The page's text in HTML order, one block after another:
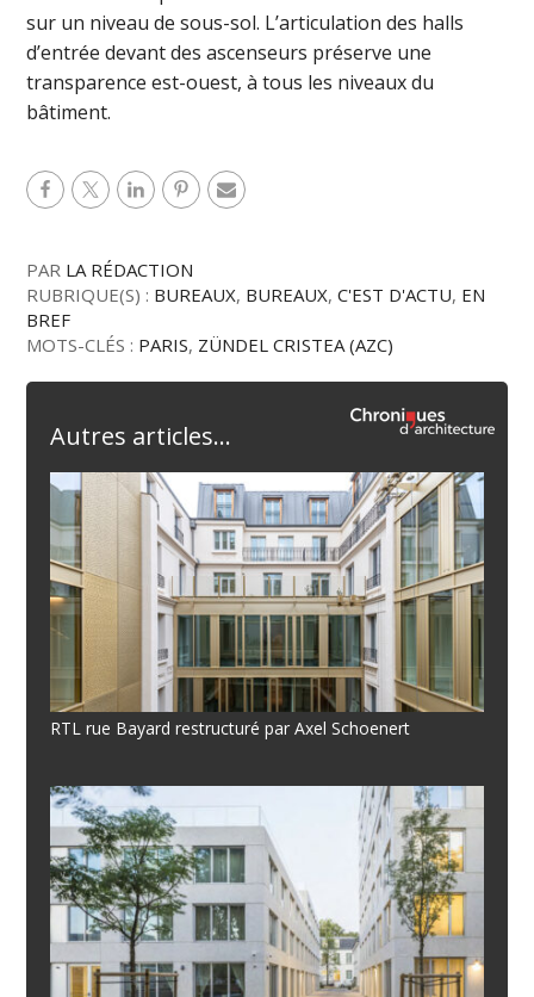
sur un niveau de sous-sol. L’articulation des halls
d’entrée devant des ascenseurs préserve une
transparence est-ouest, à tous les niveaux du
bâtiment.
PAR LA RÉDACTION
RUBRIQUE(S) : BUREAUX, BUREAUX,C'EST D'ACTU, EN
BREF
MOTS-CLÉS : PARIS, ZÜNDEL CRISTEA (AZC)
Autres articles...
RTL rue Bayard restructuré par Axel Schoenert